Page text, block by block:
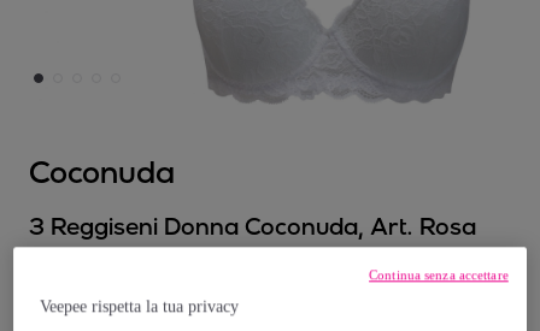
Coconuda
3 Reggiseni Donna Coconuda, Art. Rosa
27, €
Veepee rispetta la tua privacy
Continua senza accettare